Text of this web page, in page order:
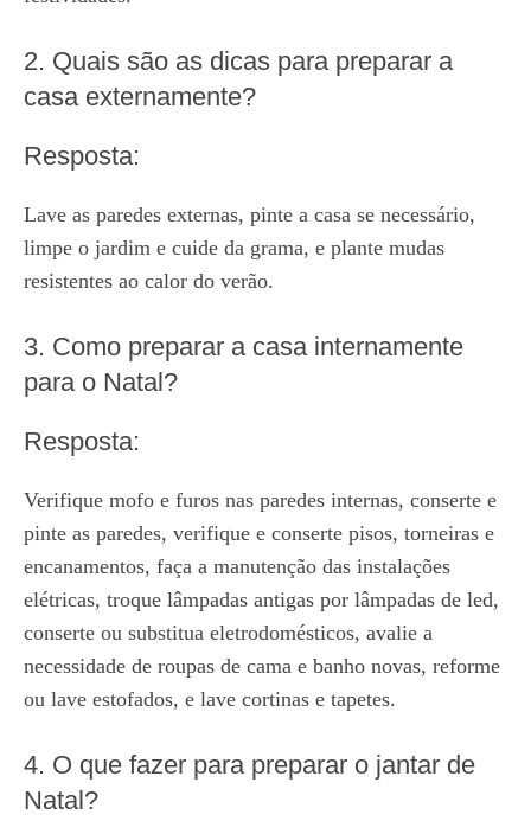
2. Quais são as dicas para preparar a
casa externamente?
Resposta:
Lave as paredes externas, pinte a casa se necessário,
limpe o jardim e cuide da grama, e plante mudas
resistentes ao calor do verão.
3. Como preparar a casa internamente
para o Natal?
Resposta:
Verifique mofo e furos nas paredes internas, conserte e
pinte as paredes, verifique e conserte pisos, torneiras e
encanamentos, faça a manutenção das instalações
elétricas, troque lâmpadas antigas por lâmpadas de led,
conserte ou substitua eletrodomésticos, avalie a
necessidade de roupas de cama e banho novas, reforme
ou lave estofados, e lave cortinas e tapetes.
4. O que fazer para preparar o jantar de
Natal?